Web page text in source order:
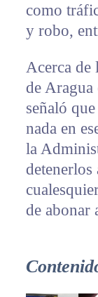
como
y robo,
Acerca de
de Aragua
señaló
nada en
la
detenerlos
de abonar